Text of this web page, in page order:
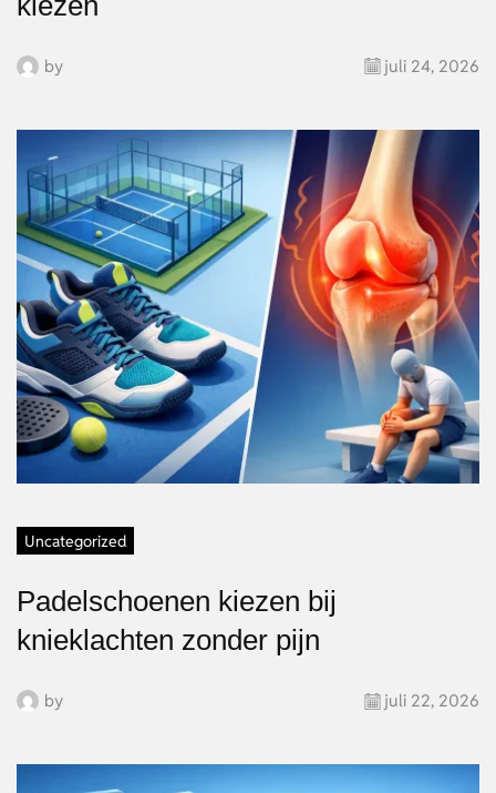
by juli 24, 2026
Uncategorized
Padelschoenen kiezen bij
knieklachten zonder pijn
by juli 22, 2026